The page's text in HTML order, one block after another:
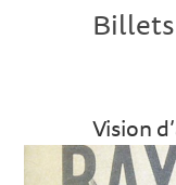
Vision